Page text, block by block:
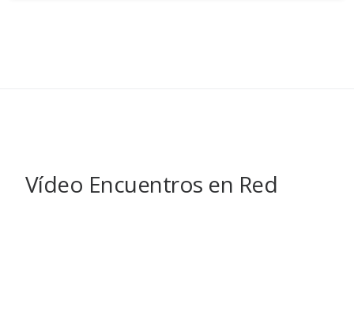
Vídeo Encuentros en Red